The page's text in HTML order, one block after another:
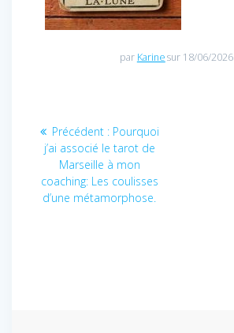
par Karinesur 18/06/2026
l’article
Précédent : Article
précédent
:
Pourquoi
j’ai associé le tarot de
Marseille à mon
coaching: Les coulisses
d’une métamorphose.